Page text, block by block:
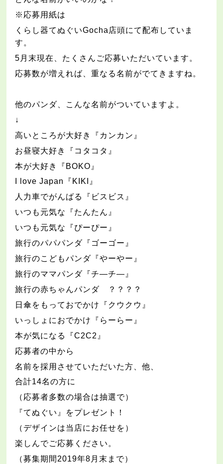
※ 応募用紙は
くらし器てぬぐいGocha 店頭にて配布していま
す。
5 月末現在、たくさんご応募いただいています。
応募数が増えれば、重なる名前がでてきますね。
他のパンダ、こんな名前がついていますよ。
↓
高いところが大好き『カンカン』
お昼寝大好き『コタコタ』
本が大好き『 BOKO 』
I love Japan
『 KIKI 』
人力車でがんばる『ビスビス』
いつも元気な『たんたん』
いつも元気な『ぴーぴー』
旅行のパパパンダ『ゴーゴー』
旅行のこどもパンダ『やーやー』
旅行のママパンダ『チ―チ―』
旅行の赤ちゃんパンダ ？？？？
日傘をもっておでかけ『クウクウ』
いっしょにおでかけ『らーらー』
本が気になる『C2C2 』
応募者の中から
名前を採用させていただいた方、他、
合計14名の方に
（応募者多数の場合は抽選で）
『てぬぐい』をプレゼント！
（デザインは当店にお任せを）
楽しんでご応募ください。
（募集期間 2019年8 月末まで）